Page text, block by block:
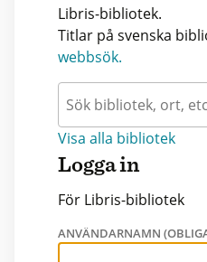
Libris-bibliotek.
Titlar på svenska
webbsök.
Visa alla bibliotek
Logga in
För Libris-bibliotek
ANVÄNDARNAMN